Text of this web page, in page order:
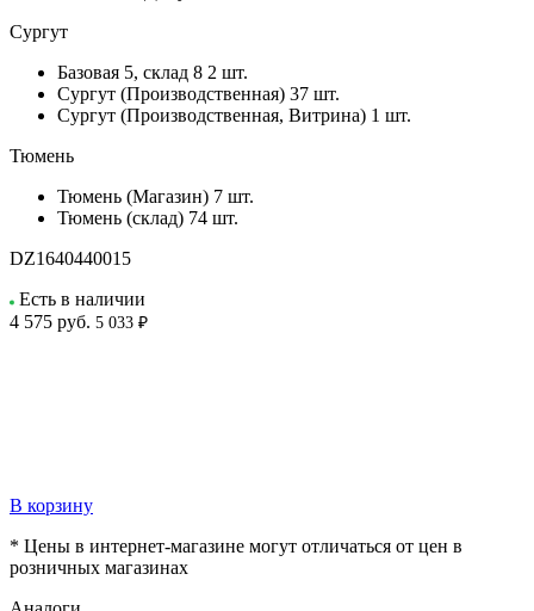
Сургут
Базовая 5, склад 8 2 шт.
Сургут (Производственная) 37 шт.
Сургут (Производственная, Витрина) 1 шт.
Тюмень
Тюмень (Магазин) 7 шт.
Тюмень (склад) 74 шт.
DZ1640440015
Есть в наличии
4 575 руб. 5 033 ₽
В корзину
* Цены в интернет-магазине могут отличаться от цен в
розничных магазинах